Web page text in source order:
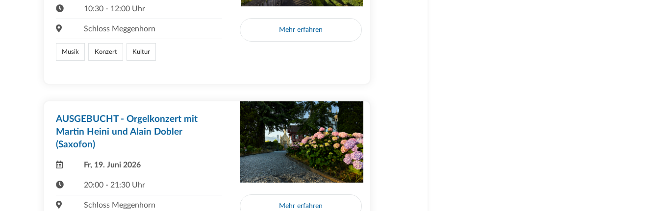
10:30 - 12:00 Uhr
Schloss Meggenhorn
Musik Konzert Kultur
Mehr erfahren
AUSGEBUCHT - Orgelkonzert mit
Martin Heini und Alain Dobler
(Saxofon)
Fr, 19. Juni 2026
20:00 - 21:30 Uhr
Schloss Meggenhorn Mehr erfahren